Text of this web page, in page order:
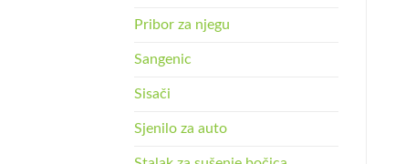
Pribor za njegu
Sangenic
Sisači
Sjenilo za auto